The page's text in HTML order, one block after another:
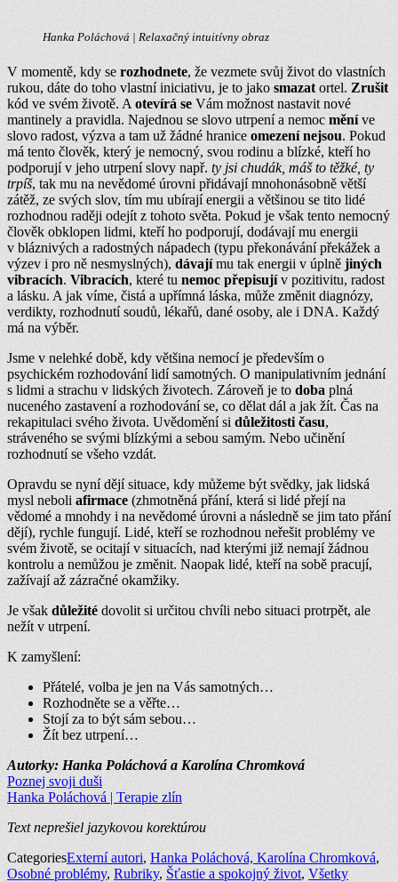
Hanka Poláchová | Relaxačný intuitívny obraz
V momentě, kdy se rozhodnete, že vezmete svůj život do vlastních
rukou, dáte do toho vlastní iniciativu, je to jako smazat ortel. Zrušit
kód ve svém životě. A otevírá se Vám možnost nastavit nové
mantinely a pravidla. Najednou se slovo utrpení a nemoc měníve
slovo radost, výzva a tam už žádné hranice omezení nejsou. Pokud
má tento člověk, který je nemocný, svou rodinu a blízké, kteří ho
podporují v jeho utrpení slovy např. ty jsi chudák, máš to těžké, ty
trpíš, tak mu na nevědomé úrovni přidávají mnohonásobně větší
zátěž, ze svých slov, tím mu ubírají energii a většinou se tito lidé
rozhodnou raději odejít z tohoto světa. Pokud je však tento nemocný
člověk obklopen lidmi, kteří ho podporují, dodávají mu energii
v bláznivých a radostných nápadech (typu překonávání překážek a
výzev i pro ně nesmyslných), dávajímu tak energii v úplně jiných
vibracích. Vibracích, které tu nemoc přepisujív pozitivitu, radost
a lásku. A jak víme, čistá a upřímná láska, může změnit diagnózy,
verdikty, rozhodnutí soudů, lékařů, dané osoby, ale i DNA. Každý
má na výběr.
Jsme v nelehké době, kdy většina nemocí je především o
psychickém rozhodování lidí samotných. O manipulativním jednání
s lidmi a strachu v lidských životech. Zároveň je to doba plná
nuceného zastavení a rozhodování se, co dělat dál a jak žít. Čas na
rekapitulaci svého života. Uvědomění si důležitosti času,
stráveného se svými blízkými a sebou samým. Nebo učinění
rozhodnutí se všeho vzdát.
Opravdu se nyní dějí situace, kdy můžeme být svědky, jak lidská
mysl neboli afirmace (zhmotněná přání, která si lidé přejí na
vědomé a mnohdy i na nevědomé úrovni a následně se jim tato přání
dějí), rychle fungují. Lidé, kteří se rozhodnou neřešit problémy ve
svém životě, se ocitají v situacích, nad kterými již nemají žádnou
kontrolu a nemůžou je změnit. Naopak lidé, kteří na sobě pracují,
zažívají až zázračné okamžiky.
Je však důležité dovolit si určitou chvíli nebo situaci protrpět, ale
nežít v utrpení.
K zamyšlení:
Přátelé, volba je jen na Vás samotných…
Rozhodněte se a věřte…
Stojí za to být sám sebou…
Žít bez utrpení…
Autorky: Hanka Poláchová a Karolína Chromková
Poznej svoji duši
Hanka Poláchová | Terapie zlín
Text neprešiel jazykovou korektúrou
CategoriesExterní autori, Hanka Poláchová, Karolína Chromková,
Osobné problémy, Rubriky, Šťastie a spokojný život, Všetky